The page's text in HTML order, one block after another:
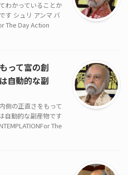
わかっていることか
す シュリ アンマ バ
The Day Action
って富の創
自動的な副
側の正直さをもって
自動的な副産物です
The